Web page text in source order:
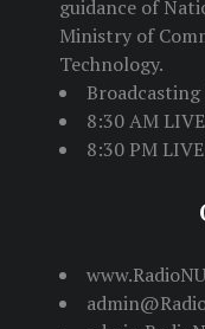
guidance of
Ministry of
Technology.
8:30 AM
8:30 PM